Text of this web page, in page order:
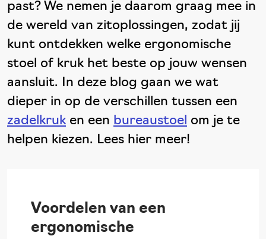
past? We nemen je daarom graag mee in
de wereld van zitoplossingen, zodat jij
kunt ontdekken welke ergonomische
stoel of kruk het beste op jouw wensen
aansluit. In deze blog gaan we wat
dieper in op de verschillen tussen een
zadelkruk en een bureaustoel om je te
helpen kiezen. Lees hier meer!
Voordelen van een
ergonomische